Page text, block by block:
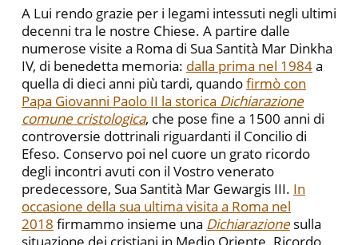
A Lui rendo grazie per i legami intessuti negli ultimi
decenni tra le nostre Chiese. A partire dalle
numerose visite a Roma di Sua Santità Mar Dinkha
IV, di benedetta memoria: dalla prima nel 1984a
quella di dieci anni più tardi, quandofirmò con
Papa Giovanni Paolo II la storica Dichiarazione
comune cristologica, che pose fine a 1500 anni di
controversie dottrinali riguardanti il Concilio di
Efeso. Conservo poi nel cuore un grato ricordo
degli incontri avuti con il Vostro venerato
predecessore, Sua Santità Mar Gewargis III. In
occasione della sua ultima visita a Roma nel
2018 firmammo insieme una Dichiarazione sulla